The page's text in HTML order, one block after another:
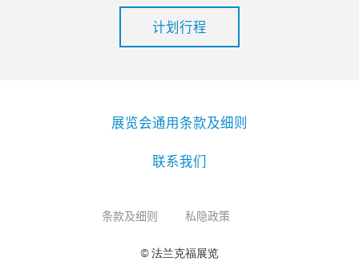
计划行程
展览会通用条款及细则
联系我们
条款及细则 私隐政策
© 法兰克福展览